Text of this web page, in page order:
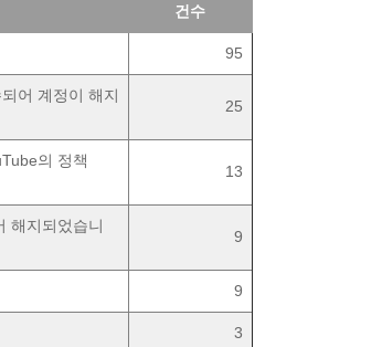
건수
95
어 계정이 해지
25
의 정책
13
해지되었습니
9
9
3